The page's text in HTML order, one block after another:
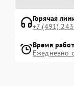
Горячая
+7 (491)
Время
Ежедневно